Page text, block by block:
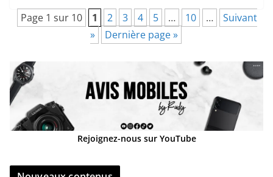
Page 1 sur 10 1 2 3 4 5 … 10 …
Suivant
»
Dernière page »
Rejoignez-nous sur YouTube